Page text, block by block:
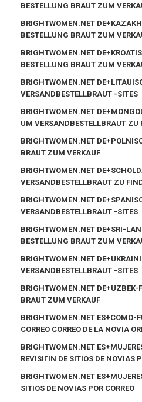
BESTELLUNG BRAUT ZUM
BRIGHTWOMEN.NET
BESTELLUNG BRAUT ZUM
BRIGHTWOMEN.NET
BESTELLUNG BRAUT ZUM
BRIGHTWOMEN.NET
VERSANDBESTELLBRAUT -SITES
BRIGHTWOMEN.NET
UM VERSANDBESTELLBRAUT ZU
BRIGHTWOMEN.NET
BRAUT ZUM VERKAUF
BRIGHTWOMEN.NET
VERSANDBESTELLBRAUT ZU
BRIGHTWOMEN.NET
VERSANDBESTELLBRAUT -SITES
BRIGHTWOMEN.NET DE+SRI-
BESTELLUNG BRAUT ZUM
BRIGHTWOMEN.NET
VERSANDBESTELLBRAUT -SITES
BRIGHTWOMEN.NET
BRAUT ZUM VERKAUF
BRIGHTWOMEN.NET
CORREO CORREO DE LA NOVIA
BRIGHTWOMEN.NET
REVISIГІN DE SITIOS DE NOVIAS
BRIGHTWOMEN.NET
SITIOS DE NOVIAS POR CORREO